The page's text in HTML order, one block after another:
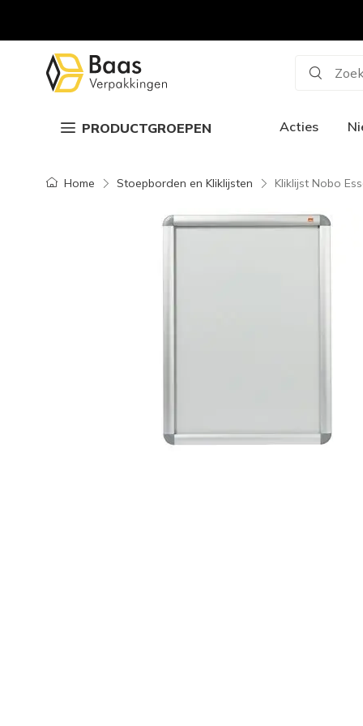
PRODUCTGROEPEN Acties
Home Stoepborden en Kliklijsten Kliklijst Nobo